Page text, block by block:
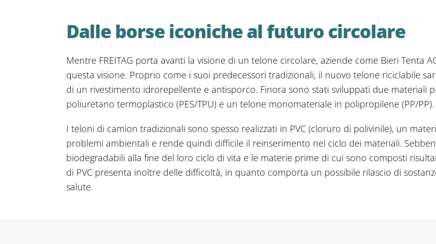
Dalle borse iconiche al futuro circolare
Mentre FREITAG porta avanti la visione di un telone circolare, aziende come Bieri Tenta
questa visione. Proprio come i suoi predecessori tradizionali, il nuovo telone riciclabile
di un rivestimento idrorepellente e antisporco. Finora sono stati sviluppati due materiali
poliuretano termoplastico (PES/TPU) e un telone monomateriale in polipropilene (PP/PP).
I teloni di camion tradizionali sono spesso realizzati in PVC (cloruro di polivinile), un
problemi ambientali e rende quindi difficile il reinserimento nel ciclo dei materiali.
biodegradabili alla fine del loro ciclo di vita e le materie prime di cui sono composti
di PVC presenta inoltre delle difficoltà, in quanto comporta un possibile rilascio di
salute.